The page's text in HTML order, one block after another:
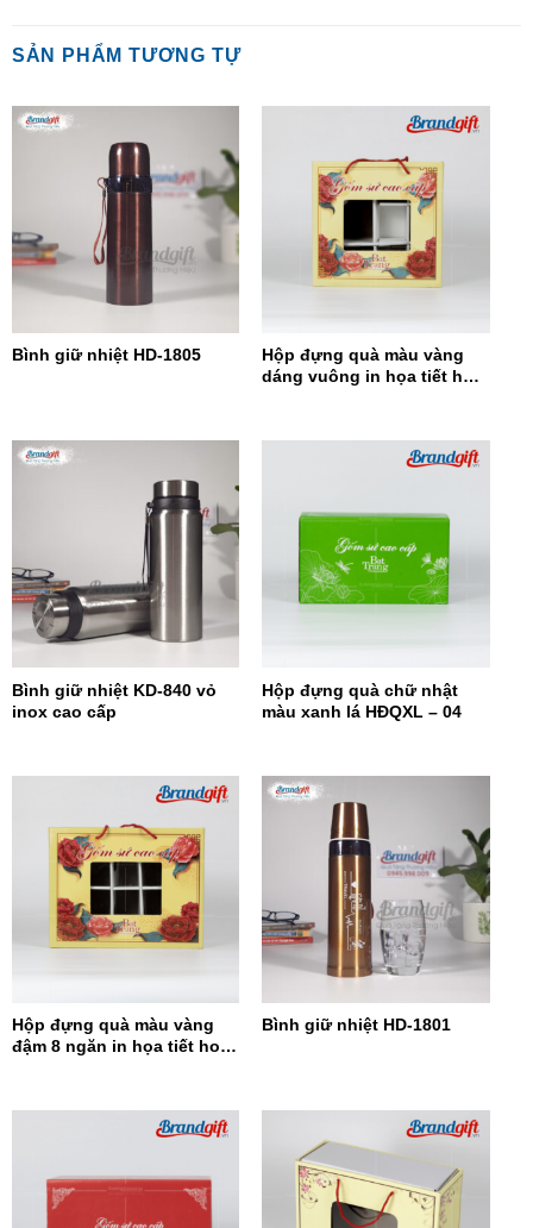
SẢN PHẨM TƯƠNG TỰ
Bình giữ nhiệt HD-1805
Hộp đựng quà màu vàng
dáng vuông in họa tiết hoa
Bình giữ nhiệt KD-840 vỏ
inox cao cấp
Hộp đựng quà chữ nhật
màu xanh lá HĐQXL – 04
Hộp đựng quà màu vàng
đậm 8 ngăn in họa tiết hoa
Bình giữ nhiệt HD-1801